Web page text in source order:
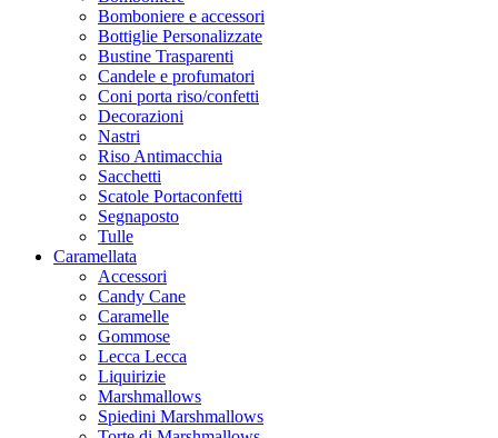
Bomboniere e accessori
Bottiglie Personalizzate
Bustine Trasparenti
Candele e profumatori
Coni porta riso/confetti
Decorazioni
Nastri
Riso Antimacchia
Sacchetti
Scatole Portaconfetti
Segnaposto
Tulle
Caramellata
Accessori
Candy Cane
Caramelle
Gommose
Lecca Lecca
Liquirizie
Marshmallows
Spiedini Marshmallows